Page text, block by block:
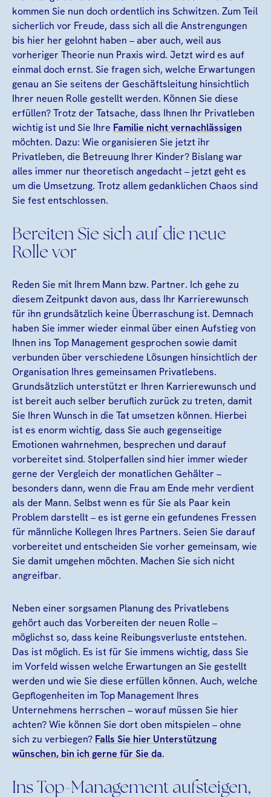
kommen Sie nun doch ordentlich ins Schwitzen. Zum Teil
sicherlich vor Freude, dass sich all die Anstrengungen
bis hier her gelohnt haben – aber auch, weil aus
vorheriger Theorie nun Praxis wird. Jetzt wird es auf
einmal doch ernst. Sie fragen sich, welche Erwartungen
genau an Sie seitens der Geschäftsleitung hinsichtlich
Ihrer neuen Rolle gestellt werden. Können Sie diese
erfüllen? Trotz der Tatsache, dass Ihnen Ihr Privatleben
wichtig ist und Sie Ihre Familie nicht vernachlässigen
möchten. Dazu: Wie organisieren Sie jetzt ihr
Privatleben, die Betreuung Ihrer Kinder? Bislang war
alles immer nur theoretisch angedacht – jetzt geht es
um die Umsetzung. Trotz allem gedanklichen Chaos sind
Sie fest entschlossen.
Bereiten Sie sich auf die neue
Rolle vor
Reden Sie mit Ihrem Mann bzw. Partner. Ich gehe zu
diesem Zeitpunkt davon aus, dass Ihr Karrierewunsch
für ihn grundsätzlich keine Überraschung ist. Demnach
haben Sie immer wieder einmal über einen Aufstieg von
Ihnen ins Top Management gesprochen sowie damit
verbunden über verschiedene Lösungen hinsichtlich der
Organisation Ihres gemeinsamen Privatlebens.
Grundsätzlich unterstützt er Ihren Karrierewunsch und
ist bereit auch selber beruflich zurück zu treten, damit
Sie Ihren Wunsch in die Tat umsetzen können. Hierbei
ist es enorm wichtig, dass Sie auch gegenseitige
Emotionen wahrnehmen, besprechen und darauf
vorbereitet sind. Stolperfallen sind hier immer wieder
gerne der Vergleich der monatlichen Gehälter –
besonders dann, wenn die Frau am Ende mehr verdient
als der Mann. Selbst wenn es für Sie als Paar kein
Problem darstellt – es ist gerne ein gefundenes Fressen
für männliche Kollegen Ihres Partners. Seien Sie darauf
vorbereitet und entscheiden Sie vorher gemeinsam, wie
Sie damit umgehen möchten. Machen Sie sich nicht
angreifbar.
Neben einer sorgsamen Planung des Privatlebens
gehört auch das Vorbereiten der neuen Rolle –
möglichst so, dass keine Reibungsverluste entstehen.
Das ist möglich. Es ist für Sie immens wichtig, dass Sie
im Vorfeld wissen welche Erwartungen an Sie gestellt
werden und wie Sie diese erfüllen können. Auch, welche
Gepflogenheiten im Top Management Ihres
Unternehmens herrschen – worauf müssen Sie hier
achten? Wie können Sie dort oben mitspielen – ohne
sich zu verbiegen? Falls Sie hier Unterstützung
wünschen, bin ich gerne für Sie da.
Ins Top-Management aufsteigen,